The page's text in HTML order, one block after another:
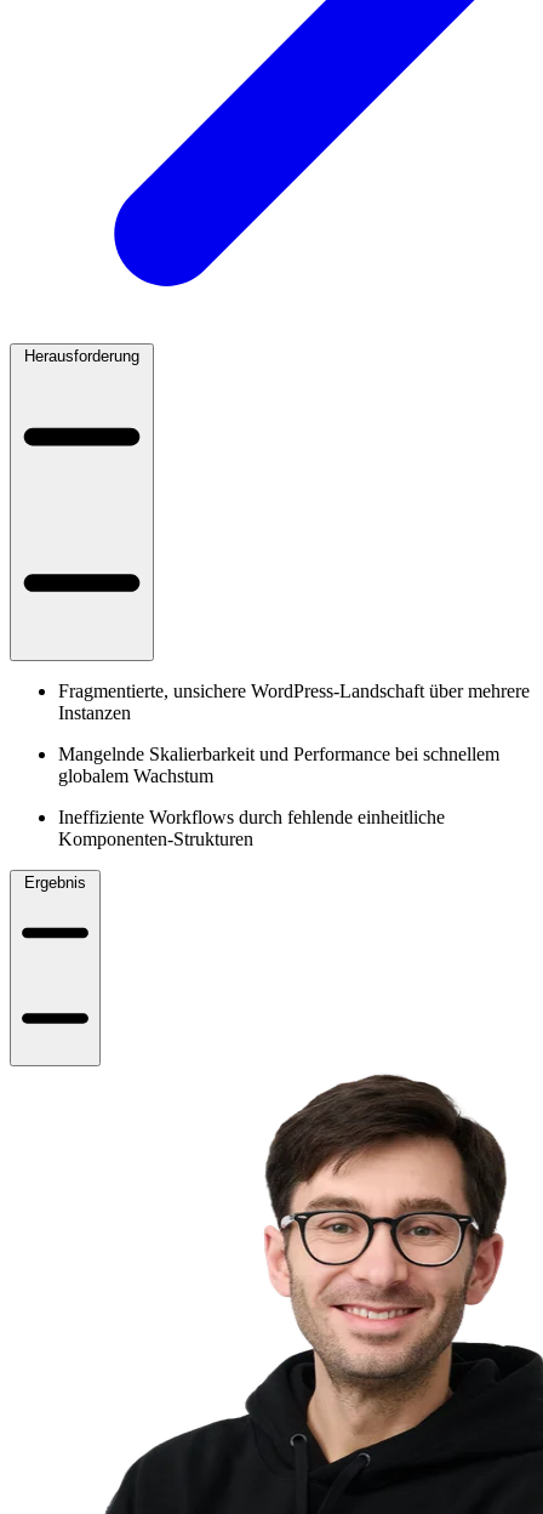
Herausforderung
Fragmentierte, unsichere WordPress-Landschaft über mehrere
Instanzen
Mangelnde Skalierbarkeit und Performance bei schnellem
globalem Wachstum
Ineffiziente Workflows durch fehlende einheitliche
Komponenten-Strukturen
Ergebnis